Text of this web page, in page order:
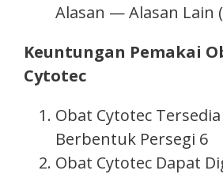
Alasan — Alasan Lain
Keuntungan Pemakai
Cytotec
Obat Cytotec
Berbentuk Persegi 6
Obat Cytotec Dapat